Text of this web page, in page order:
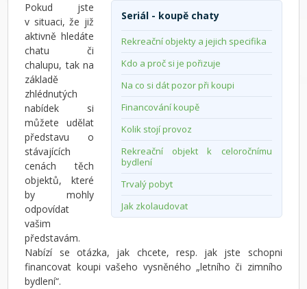
Seriál - koupě chaty
Rekreační objekty a jejich specifika
Kdo a proč si je pořizuje
Na co si dát pozor při koupi
Financování koupě
Kolik stojí provoz
Rekreační objekt k celoročnímu
bydlení
Trvalý pobyt
Jak zkolaudovat
Pokud jste
v situaci, že již
aktivně hledáte
chatu či
chalupu, tak na
základě
zhlédnutých
nabídek si
můžete udělat
představu o
stávajících
cenách těch
objektů, které
by mohly
odpovídat
vašim
představám.
Nabízí se otázka, jak chcete, resp. jak jste schopni
financovat koupi vašeho vysněného „letního či zimního
bydlení“.